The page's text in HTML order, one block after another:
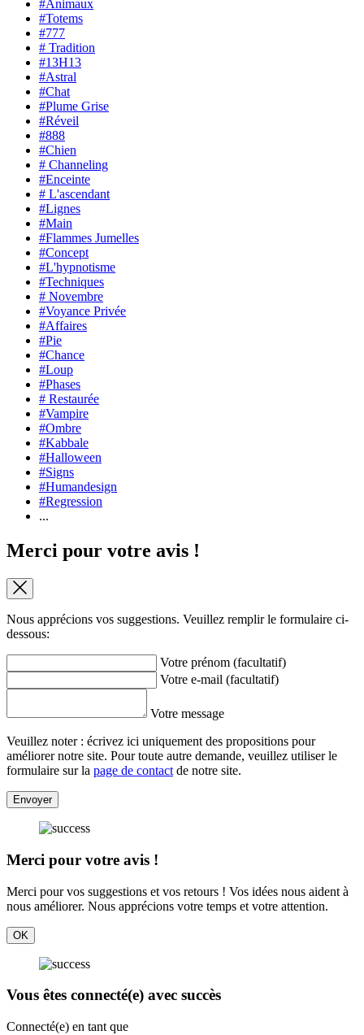
#Animaux
#Totems
#777
# Tradition
#13H13
#Astral
#Chat
#Plume Grise
#Réveil
#888
#Chien
# Channeling
#Enceinte
# L'ascendant
#Lignes
#Main
#Flammes Jumelles
#Concept
#L'hypnotisme
#Techniques
# Novembre
#Voyance Privée
#Affaires
#Pie
#Chance
#Loup
#Phases
# Restaurée
#Vampire
#Ombre
#Kabbale
#Halloween
#Signs
#Humandesign
#Regression
...
Merci pour votre avis !
Nous apprécions vos suggestions. Veuillez remplir le formulaire ci-
dessous:
Votre prénom (facultatif)
Votre e-mail (facultatif)
Votre message
Veuillez noter : écrivez ici uniquement des propositions pour
améliorer notre site. Pour toute autre demande, veuillez utiliser le
formulaire sur la page de contact de notre site.
Envoyer
Merci pour votre avis !
Merci pour vos suggestions et vos retours ! Vos idées nous aident à
nous améliorer. Nous apprécions votre temps et votre attention.
OK
Vous êtes connecté(e) avec succès
Connecté(e) en tant que